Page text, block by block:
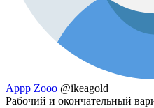
Appp Zooo @ikeagold
Рабочий и окончательный